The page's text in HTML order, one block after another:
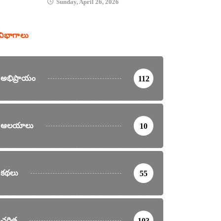
Sunday, April 26, 2026
అభిప్రాయం 112
ఆలయాలు 10
కథలు 55